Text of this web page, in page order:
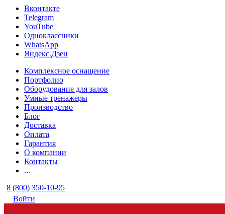
Вконтакте
Telegram
YouTube
Одноклассники
WhatsApp
Яндекс.Дзен
Комплексное оснащение
Портфолио
Оборудование для залов
Умные тренажеры
Производство
Блог
Доставка
Оплата
Гарантия
О компании
Контакты
...
8 (800) 350-10-95
Войти